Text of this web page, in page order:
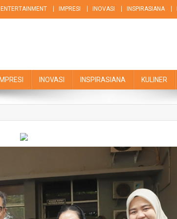
ENTERTAINMENT IMPRESI INOVASI INSPIRASIANA
IMPRESI INOVASI INSPIRASIANA KULINER